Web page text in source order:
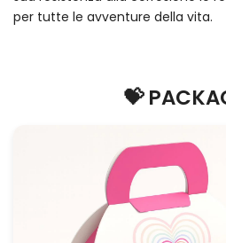
per tutte le avventure della vita.
💝